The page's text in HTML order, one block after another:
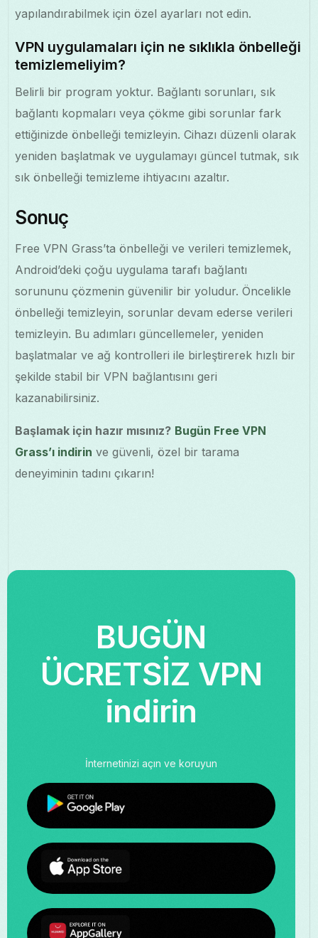
yapılandırabilmek için özel ayarları not edin.
VPN uygulamaları için ne sıklıkla önbelleği
temizlemeliyim?
Belirli bir program yoktur. Bağlantı sorunları, sık
bağlantı kopmaları veya çökme gibi sorunlar fark
ettiğinizde önbelleği temizleyin. Cihazı düzenli olarak
yeniden başlatmak ve uygulamayı güncel tutmak, sık
sık önbelleği temizleme ihtiyacını azaltır.
Sonuç
Free VPN Grass’ta önbelleği ve verileri temizlemek,
Android’deki çoğu uygulama tarafı bağlantı
sorununu çözmenin güvenilir bir yoludur. Öncelikle
önbelleği temizleyin, sorunlar devam ederse verileri
temizleyin. Bu adımları güncellemeler, yeniden
başlatmalar ve ağ kontrolleri ile birleştirerek hızlı bir
şekilde stabil bir VPN bağlantısını geri
kazanabilirsiniz.
Başlamak için hazır mısınız? Bugün Free VPN
Grass’ı indirin ve güvenli, özel bir tarama
deneyiminin tadını çıkarın!
BUGÜN
ÜCRETSİZ VPN
indirin
İnternetinizi açın ve koruyun